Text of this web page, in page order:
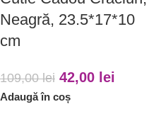
Neagră, 23.5*17*10
cm
109,00lei 42,00 lei
Adaugă în coș